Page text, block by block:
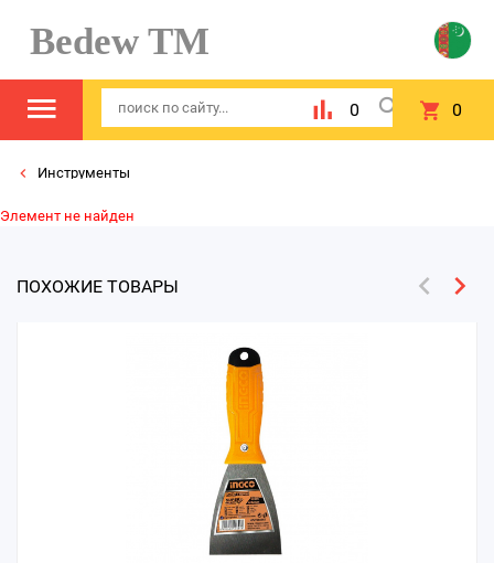
Bedew TM
0 0
Инструменты
Элемент не найден
ПОХОЖИЕ ТОВАРЫ